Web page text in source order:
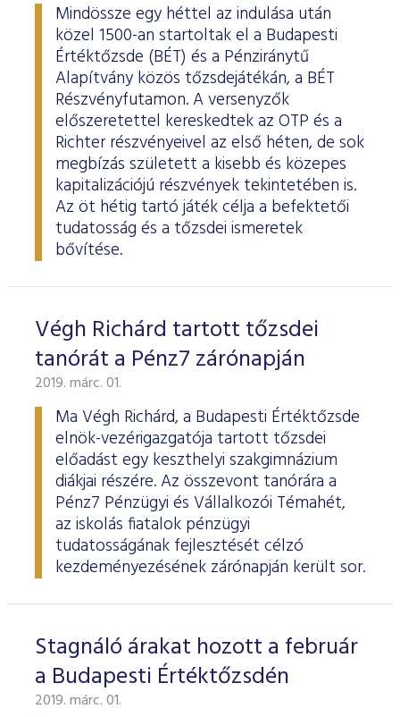
Mindössze egy héttel az indulása után
közel 1500-an startoltak el a Budapesti
Értéktőzsde (BÉT) és a Pénziránytű
Alapítvány közös tőzsdejátékán, a BÉT
Részvényfutamon. A versenyzők
előszeretettel kereskedtek az OTP és a
Richter részvényeivel az első héten, de sok
megbízás született a kisebb és közepes
kapitalizációjú részvények tekintetében is.
Az öt hétig tartó játék célja a befektetői
tudatosság és a tőzsdei ismeretek
bővítése.
Végh Richárd tartott tőzsdei
tanórát a Pénz7 zárónapján
2019. márc. 01.
Ma Végh Richárd, a Budapesti Értéktőzsde
elnök-vezérigazgatója tartott tőzsdei
előadást egy keszthelyi szakgimnázium
diákjai részére. Az összevont tanórára a
Pénz7 Pénzügyi és Vállalkozói Témahét,
az iskolás fiatalok pénzügyi
tudatosságának fejlesztését célzó
kezdeményezésének zárónapján került sor.
Stagnáló árakat hozott a február
a Budapesti Értéktőzsdén
2019. márc. 01.